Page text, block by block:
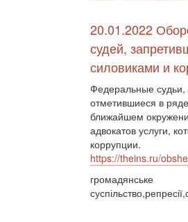
20.01.2022
судей,
силовиками и
Федеральные
отметившиеся в
ближайшем
адвокатов услуги,
коррупции.
https://theins.ru/
громадянське